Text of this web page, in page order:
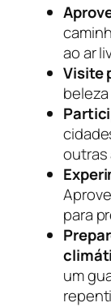
ao ar
Visite
outras
para
um